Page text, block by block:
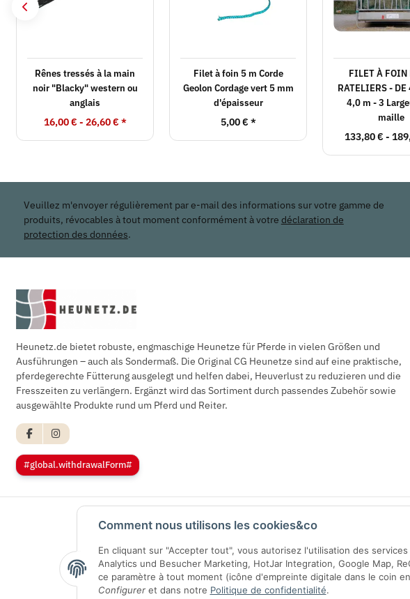
Comment nous utilisons les cookies&co
En cliquant sur "Accepter tout", vous autorisez l'utilisation des
Analytics und Besucher Marketing, HotJar Integration, Google Map,
ce paramètre à tout moment (icône d'empreinte digitale dans le coin
Configureret dans notre Politique de confidentialité.
Rênes tressés à la main
noir "Blacky" western ou
anglais
16,00 € - 26,60 € *
Filet à foin 5 m Corde
Geolon Cordage vert 5 mm
d'épaisseur
5,00 € *
FILET À FOIN
RATELIERS -
4,0 m - 3
maille
133,80 € -
Veuillez m'envoyer régulièrement par e-mail des informations sur votre gamme de
produits, révocables à tout moment conformément à votre déclaration de
protection des données.
Heunetz.de bietet robuste, engmaschige Heunetze für Pferde in vielen Größen und
Ausführungen – auch als Sondermaß. Die Original CG Heunetze sind auf eine praktische,
pferdegerechte Fütterung ausgelegt und helfen dabei, Heuverlust zu reduzieren und die
Fresszeiten zu verlängern. Ergänzt wird das Sortiment durch passendes Zubehör sowie
ausgewählte Produkte rund um Pferd und Reiter.
#global.withdrawalForm#